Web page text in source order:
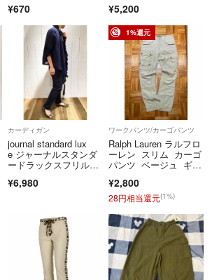
¥670 ¥5,200
カーディガン
journal standard lux
e ジャーナルスタンダ
ードラックスフリルリ
イビー
¥6,980
1%還元
ワークパンツ/カーゴパンツ
Ralph Lauren ラルフロ
ーレン スリム カーゴ
パンツ ベージュ ギャ
¥2,800
28円相当還元(1%)